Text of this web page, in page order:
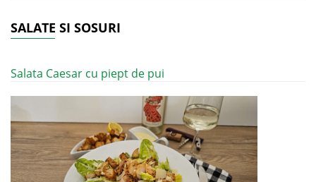
SALATE SI SOSURI
Salata Caesar cu piept de pui